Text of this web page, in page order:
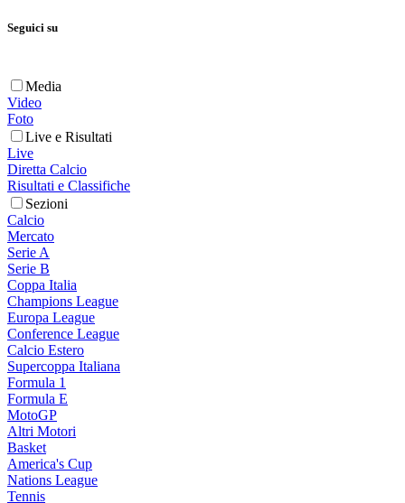
Seguici su
Media
Video
Foto
Live e Risultati
Live
Diretta Calcio
Risultati e Classifiche
Sezioni
Calcio
Mercato
Serie A
Serie B
Coppa Italia
Champions League
Europa League
Conference League
Calcio Estero
Supercoppa Italiana
Formula 1
Formula E
MotoGP
Altri Motori
Basket
America's Cup
Nations League
Tennis